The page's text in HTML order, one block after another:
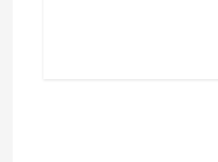
الفوانيس وسحر التاريخ